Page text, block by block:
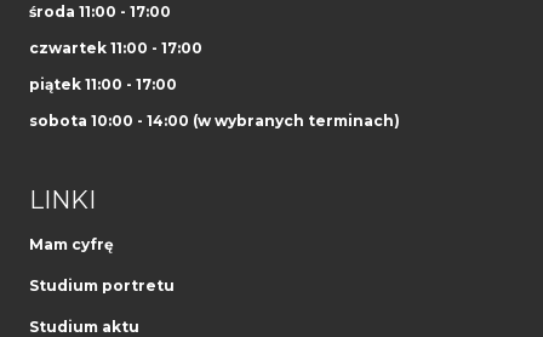
środa 11:00 - 17:00
czwartek 11:00 - 17:00
piątek 11:00 - 17:00
sobota 10:00 - 14:00 (w wybranych terminach)
LINKI
Mam cyfrę
Studium portretu
Studium aktu